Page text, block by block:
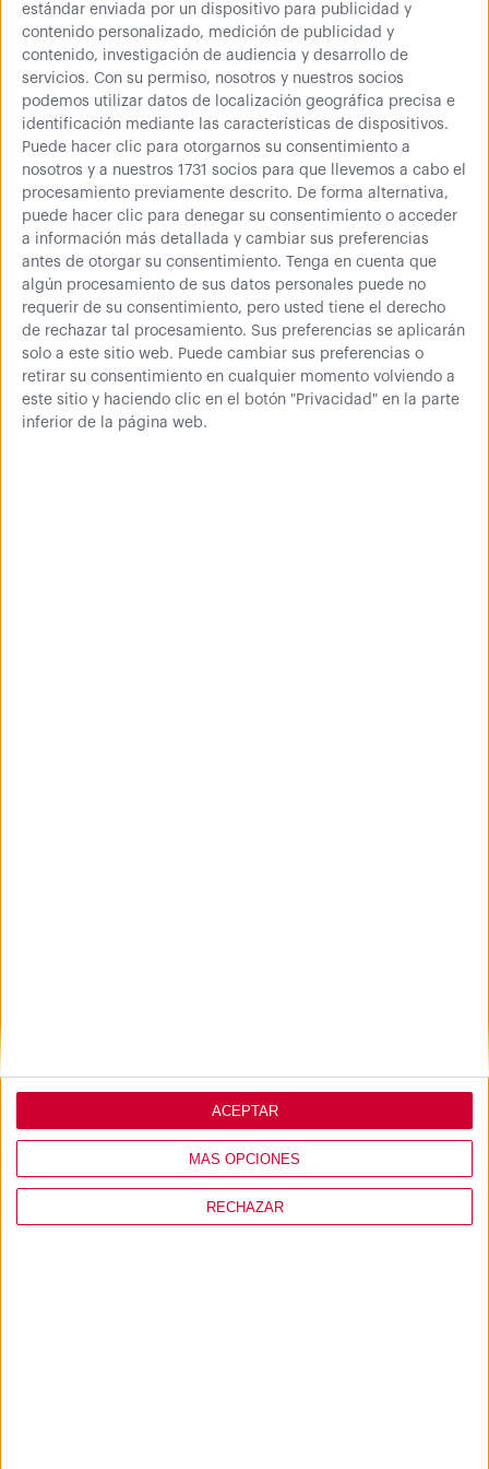
estándar enviada por un dispositivo para publicidad y
contenido personalizado, medición de publicidad y
contenido, investigación de audiencia y desarrollo de
servicios. Con su permiso, nosotros y nuestros socios
podemos utilizar datos de localización geográfica precisa e
identificación mediante las características de dispositivos.
Puede hacer clic para otorgarnos su consentimiento a
nosotros y a nuestros 1731 socios para que llevemos a cabo el
procesamiento previamente descrito. De forma alternativa,
puede hacer clic para denegar su consentimiento o acceder
a información más detallada y cambiar sus preferencias
antes de otorgar su consentimiento.
Tenga en cuenta que
algún procesamiento de sus datos personales puede no
requerir de su consentimiento, pero usted tiene el derecho
de rechazar tal procesamiento. Sus preferencias se aplicarán
solo a este sitio web. Puede cambiar sus preferencias o
retirar su consentimiento en cualquier momento volviendo a
este sitio y haciendo clic en el botón "Privacidad" en la parte
inferior de la página web.
MÁS OPCIONES
RECHAZAR
ACEPTAR
opiniones
00,00€ Comprar
0 € (IVA inc.)
Más información 2 opiniones
Los paneles de chapa de acero perforados permiten el
almacenamiento estructurado de herramientas y